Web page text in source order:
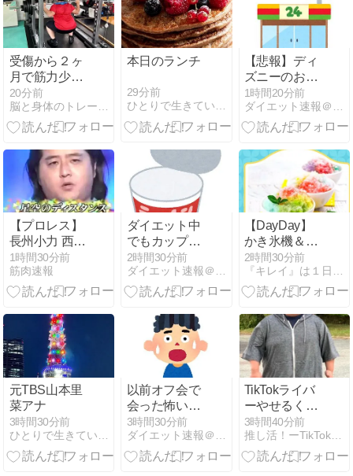
受傷から２ヶ
月で筋力少し
向上！
20分前
脳と身体のトレーニングジム BB Activation 公…
本日のランチ
29分前
ひとりで生きていくために〜 All roads
【悲報】ディ
ズニーのおい
なり巻（600
円）、賛否両
論
1時間20分前
ダイエット速報＠２ちゃんねる
【プロレス】
長州小力 西口
DXプロレス8
月大会でリン
グ復帰 対戦相
ん 道交法違反
の疑いも不起
訴に
1時間30分前
筋肉速報
ダイエット中
でもカップヌ
ードルが急に
食べたくなる
2時間30分前
ダイエット速報＠２ちゃんねる
【DayDay】
かき氷機＆シ
ロップ～ブル
ーノ、ドウシ
シャ、井村
～
2時間30分前
『キレイ』は１日にしてならず
元TBS山本里
菜アナ
3時間30分前
ひとりで生きていくために〜 All roads
以前オフ会で
会った怖い人
の話をしても
いいですか？
3時間30分前
ダイエット速報＠２ちゃんねる
TikTokライバ
ーやせるく
ん、
ABEMA『な
なにー』に出
3時間40分前
推し活！ーTikTokライバー「やせるくん」応援ブログ